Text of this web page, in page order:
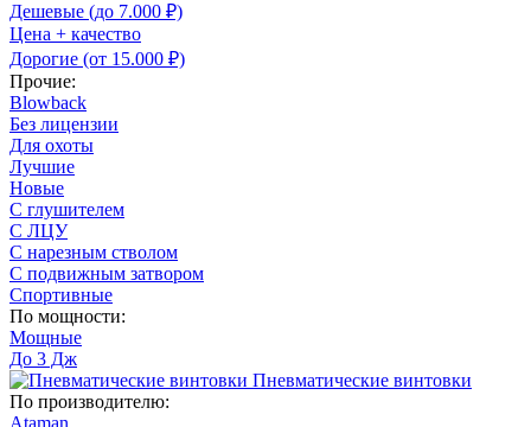
Дешевые (до 7.000 ₽)
Цена + качество
Дорогие (от 15.000 ₽)
Прочие:
Blowback
Без лицензии
Для охоты
Лучшие
Новые
С глушителем
С ЛЦУ
С нарезным стволом
С подвижным затвором
Спортивные
По мощности:
Мощные
До 3 Дж
Пневматические винтовки
По производителю: